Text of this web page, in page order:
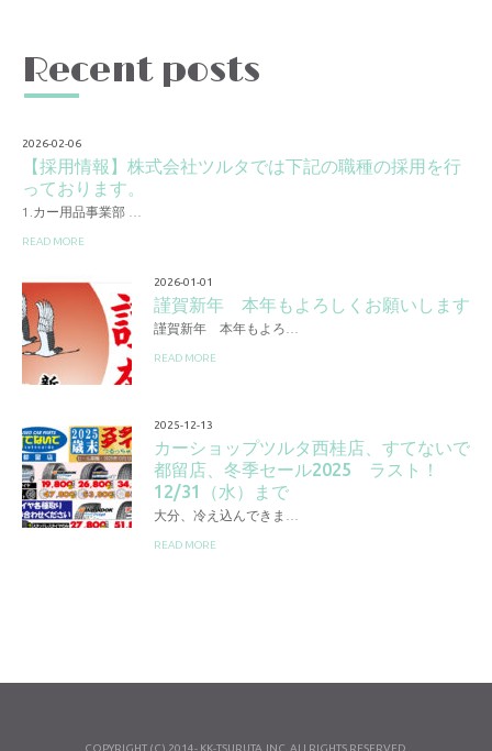
Recent posts
2026-02-06
【採用情報】株式会社ツルタでは下記の職種の採用を行
っております。
1.カー用品事業部 …
READ MORE
2026-01-01
謹賀新年 本年もよろしくお願いします
謹賀新年 本年もよろ…
READ MORE
2025-12-13
カーショップツルタ西桂店、すてないで
都留店、冬季セール2025 ラスト！
12/31（水）まで
大分、冷え込んできま…
READ MORE
COPYRIGHT (C) 2014- KK-TSURUTA,INC. ALLRIGHTS RESERVED.